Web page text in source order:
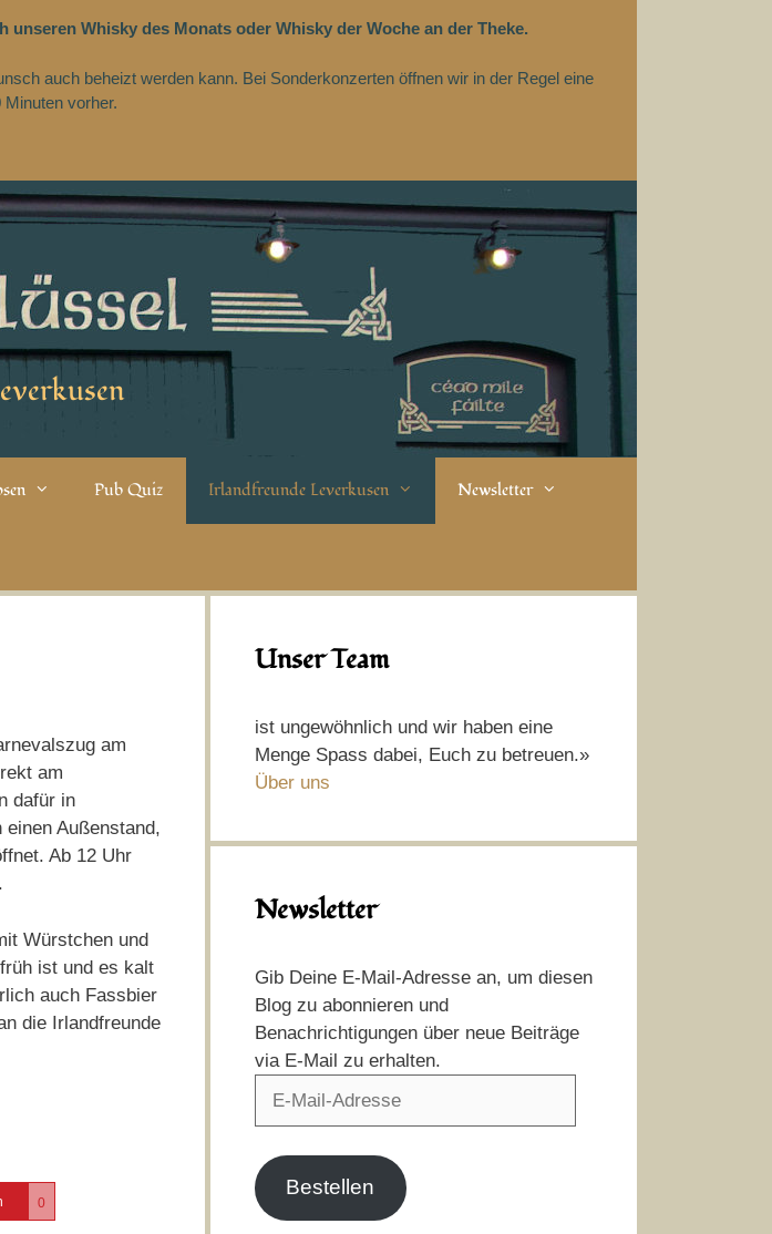
unseren Whisky des Monats oder Whisky der Woche an der Theke.
auch beheizt werden kann. Bei Sonderkonzerten öffnen wir in der Regel eine
vorher.
Pub Quiz Irlandfreunde Leverkusen Newsletter
am
am
dafür in
Außenstand,
Ab 12 Uhr
Würstchen und
ist und es kalt
auch Fassbier
die Irlandfreunde
0
Unser Team
ist ungewöhnlich und wir haben eine
Menge Spass dabei, Euch zu betreuen.»
Über uns
Newsletter
Gib Deine E-Mail-Adresse an, um diesen
Blog zu abonnieren und
Benachrichtigungen über neue Beiträge
via E-Mail zu erhalten.
Bestellen